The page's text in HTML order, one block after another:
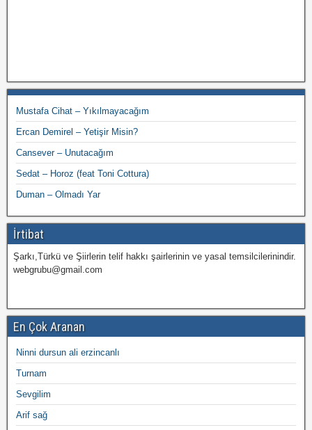
Mustafa Cihat – Yıkılmayacağım
Ercan Demirel – Yetişir Misin?
Cansever – Unutacağım
Sedat – Horoz (feat Toni Cottura)
Duman – Olmadı Yar
İrtibat
Şarkı,Türkü ve Şiirlerin telif hakkı şairlerinin ve yasal temsilcilerinindir.
webgrubu@gmail.com
En Çok Aranan
Ninni dursun ali erzincanlı
Turnam
Sevgilim
Arif sağ